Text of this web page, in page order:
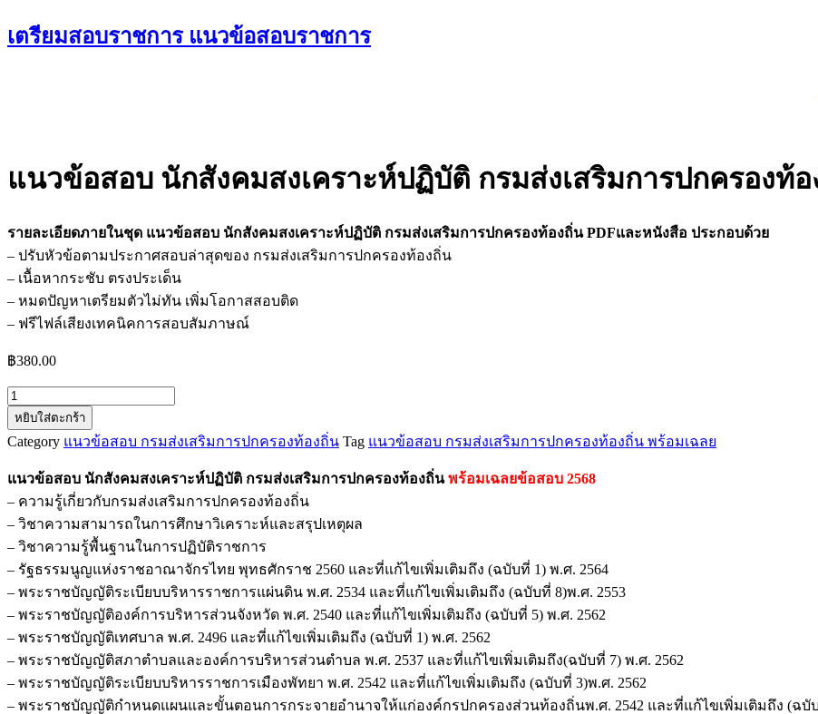
Skip
to
เตรียมสอบราชการ แนวข้อสอบราชการ
แนวข้อสอบ นักสังคมสงเคราะห์ปฏิบัติ กรมส่งเสริมการปกครองท้
รายละเอียดภายในชุด แนวข้อสอบ นักสังคมสงเคราะห์ปฏิบัติ กรมส่งเสริมการปกครองท้องถิ่น PDFและหนังสือ ประกอบด้วย
– ปรับหัวข้อตามประกาศสอบล่าสุดของ กรมส่งเสริมการปกครองท้องถิ่น
– เนื้อหากระชับ ตรงประเด็น
– หมดปัญหาเตรียมตัวไม่ทัน เพิ่มโอกาสสอบติด
– ฟรีไฟล์เสียงเทคนิคการสอบสัมภาษณ์
฿380.00
จำนวน
แนว
ข้อสอบ
สังคมสงเคราะห์
ปฏิบัติ
กรม
ส่ง
เสริม
การ
ปกครอง
ท้อง
ถิ่น
ชิ้น
หยิบใส่ตะกร้า
Category แนวข้อสอบ กรมส่งเสริมการปกครองท้องถิ่น Tag แนวข้อสอบ กรมส่งเสริมการปกครองท้องถิ่น พร้อมเฉลย
แนวข้อสอบ นักสังคมสงเคราะห์ปฏิบัติ กรมส่งเสริมการปกครองท้องถิ่นพร้อมเฉลยข้อสอบ 2568
– ความรู้เกี่ยวกับกรมส่งเสริมการปกครองท้องถิ่น
– วิชาความสามารถในการศึกษาวิเคราะห์และสรุปเหตุผล
– วิชาความรู้พื้นฐานในการปฏิบัติราชการ
– รัฐธรรมนูญแห่งราชอาณาจักรไทย พุทธศักราช 2560 และที่แก้ไขเพิ่มเติมถึง (ฉบับที่ 1) พ.ศ. 2564
– พระราชบัญญัติระเบียบบริหารราชการแผ่นดิน พ.ศ. 2534 และที่แก้ไขเพิ่มเติมถึง (ฉบับที่ 8)พ.ศ. 2553
– พระราชบัญญัติองค์การบริหารส่วนจังหวัด พ.ศ. 2540 และที่แก้ไขเพิ่มเติมถึง (ฉบับที่ 5) พ.ศ. 2562
– พระราชบัญญัติเทศบาล พ.ศ. 2496 และที่แก้ไขเพิ่มเติมถึง (ฉบับที่ 1) พ.ศ. 2562
– พระราชบัญญัติสภาตำบลและองค์การบริหารส่วนตำบล พ.ศ. 2537 และที่แก้ไขเพิ่มเติมถึง(ฉบับที่ 7) พ.ศ. 2562
– พระราชบัญญัติระเบียบบริหารราชการเมืองพัทยา พ.ศ. 2542 และที่แก้ไขเพิ่มเติมถึง (ฉบับที่ 3)พ.ศ. 2562
– พระราชบัญญัติกำหนดแผนและขั้นตอนการกระจายอำนาจให้แก่องค์กรปกครองส่วนท้องถิ่นพ.ศ. 2542 และที่แก้ไขเพิ่มเติมถึง (ฉบับ